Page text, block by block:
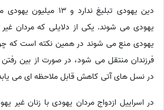
دین یهودی تبلیغ ندارد
یهودی می شوند. یکی از دلایلی که مردان غیر
یهودی منع می شوند در همین نکته است که
فرزندان منتقل می شود، در صورت از بین
در نسل های آتی کاهش قابل ملاحظه ای می
در اسراییل ازدواج مردان یهودی با زنان غیر